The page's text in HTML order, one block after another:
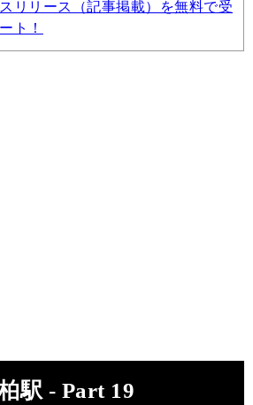
リリース（記事掲載）を無料で受
ト！
駅 - Part 19